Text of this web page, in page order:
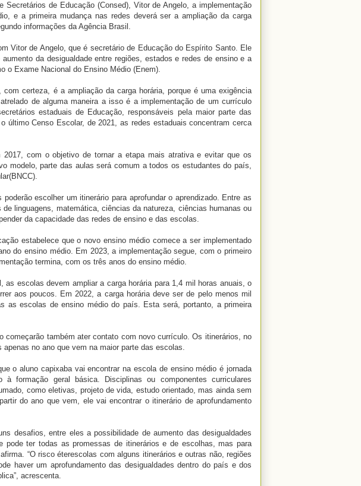
Secretários de Educação (Consed), Vitor de Angelo, a implementação
e a primeira mudança nas redes deverá ser a ampliação da carga
informações da Agência Brasil.
Vitor de Angelo, que é secretário de Educação do Espírito Santo. Ele
da desigualdade entre regiões, estados e redes de ensino e a
o Exame Nacional do Ensino Médio (Enem).
certeza, é a ampliação da carga horária, porque é uma exigência
de alguma maneira a isso é a implementação de um currículo
estaduais de Educação, responsáveis pela maior parte das
último Censo Escolar, de 2021, as redes estaduais concentram cerca
com o objetivo de tornar a etapa mais atrativa e evitar que os
modelo, parte das aulas será comum a todos os estudantes do país,
escolher um itinerário para aprofundar o aprendizado. Entre as
linguagens, matemática, ciências da natureza, ciências humanas ou
da capacidade das redes de ensino e das escolas.
estabelece que o novo ensino médio comece a ser implementado
do ensino médio. Em 2023, a implementação segue, com o primeiro
termina, com os três anos do ensino médio.
as escolas devem ampliar a carga horária para 1,4 mil horas anuais, o
aos poucos. Em 2022, a carga horária deve ser de pelo menos mil
as escolas de ensino médio do país. Esta será, portanto, a primeira
começarão também ater contato com novo currículo. Os itinerários, no
no ano que vem na maior parte das escolas.
o aluno capixaba vai encontrar na escola de ensino médio é jornada
formação geral básica. Disciplinas ou componentes curriculares
como eletivas, projeto de vida, estudo orientado, mas ainda sem
do ano que vem, ele vai encontrar o itinerário de aprofundamento
desafios, entre eles a possibilidade de aumento das desigualdades
pode ter todas as promessas de itinerários e de escolhas, mas para
“O risco éterescolas com alguns itinerários e outras não, regiões
haver um aprofundamento das desigualdades dentro do país e dos
acrescenta.